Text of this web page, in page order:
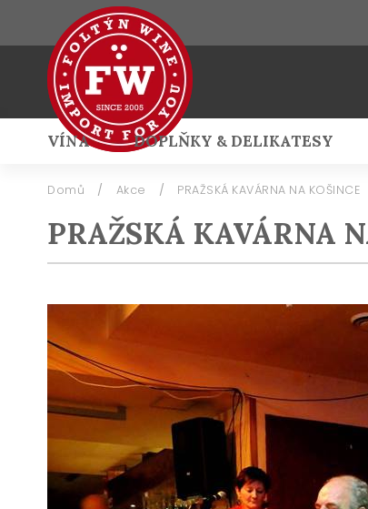
VÍNA DOPLŇKY & DELIKATESY
Přihlášení
Domů / Akce / PRAŽSKÁ KAVÁRNA NA KOŠINCE
PRAŽSKÁ KAVÁRNA